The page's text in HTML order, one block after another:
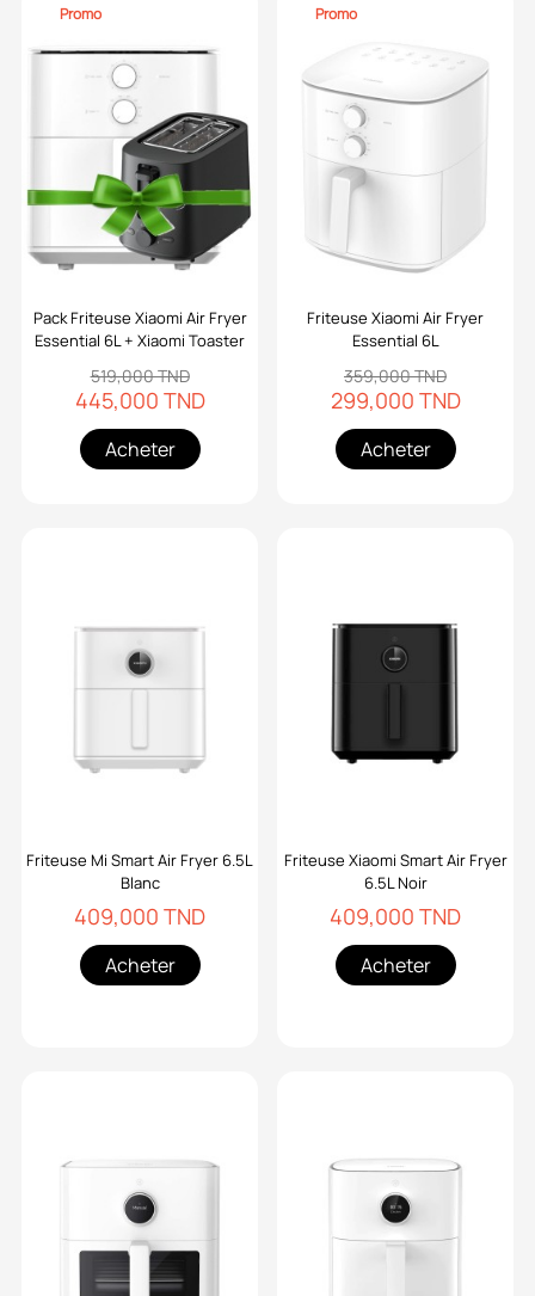
Promo
Pack Friteuse Xiaomi Air Fryer
Essential 6L + Xiaomi Toaster
519,000 TND
445,000 TND
Acheter
Promo
Friteuse Xiaomi Air Fryer
Essential 6L
359,000 TND
299,000 TND
Acheter
Friteuse Mi Smart Air Fryer 6.5L
Blanc
409,000 TND
Acheter
Friteuse Xiaomi Smart Air Fryer
6.5L Noir
409,000 TND
Acheter